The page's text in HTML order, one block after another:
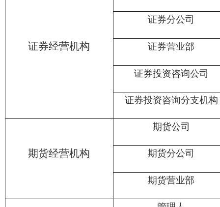
证券经营机构
证券分公司
证券营业部
证券投资咨询公司
证券投资咨询分支机构
期货经营机构
期货公司
期货分公司
期货营业部